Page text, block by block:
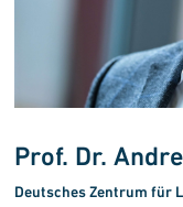
Prof. Dr.
Deutsches Zentrum für